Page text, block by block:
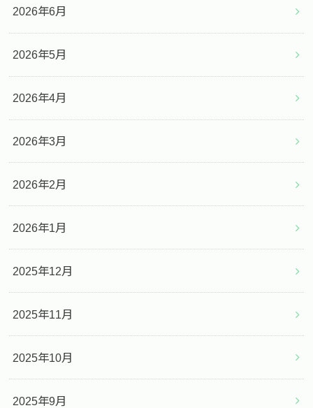
2026年6月
2026年5月
2026年4月
2026年3月
2026年2月
2026年1月
2025年12月
2025年11月
2025年10月
2025年9月